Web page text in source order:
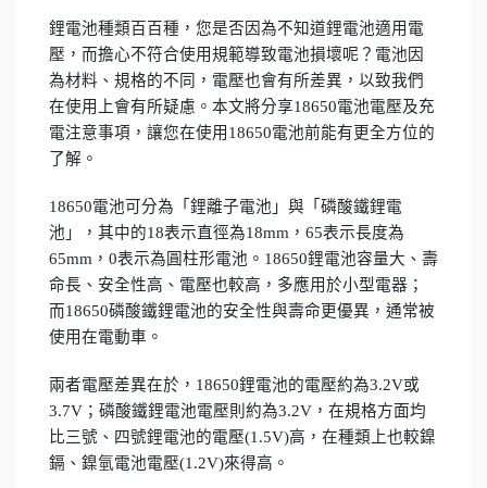
鋰電池種類百百種，您是否因為不知道鋰電池適用電
壓，而擔心不符合使用規範導致電池損壞呢？電池因
為材料、規格的不同，電壓也會有所差異，以致我們
在使用上會有所疑慮。本文將分享18650電池電壓及充
電注意事項，讓您在使用18650電池前能有更全方位的
了解。
18650電池可分為「鋰離子電池」與「磷酸鐵鋰電
池」，其中的18表示直徑為18mm，65表示長度為
65mm，0表示為圓柱形電池。18650鋰電池容量大、壽
命長、安全性高、電壓也較高，多應用於小型電器；
而18650磷酸鐵鋰電池的安全性與壽命更優異，通常被
使用在電動車。
兩者電壓差異在於，18650鋰電池的電壓約為3.2V或
3.7V；磷酸鐵鋰電池電壓則約為3.2V，在規格方面均
比三號、四號鋰電池的電壓(1.5V)高，在種類上也較鎳
鎘、鎳氫電池電壓(1.2V)來得高。